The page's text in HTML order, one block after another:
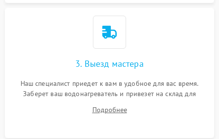
3. Выезд мастера
Наш специалист приедет к вам в удобное для вас время.
Заберет ваш водонагреватель и привезет на склад для
Подробнее